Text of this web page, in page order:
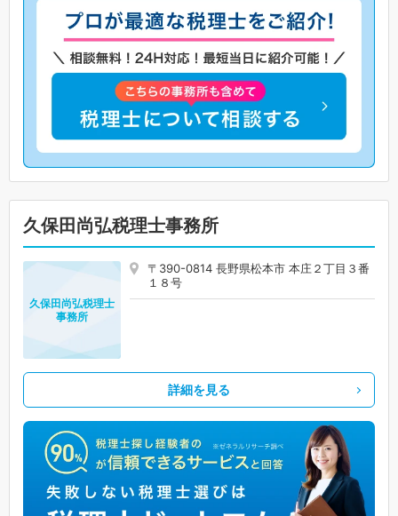
久保田尚弘税理士事務所
〒390-0814 長野県松本市 本庄２丁目３番
１８号
久保田尚弘税理士
事務所
詳細を見る